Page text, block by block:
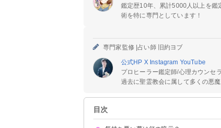
鑑定歴10年、累計5000人以上を鑑
術を特に専門としています！
専門家監修 |占い師 旧約ヨブ
公式HP X Instagram YouTube
プロヒーラー鑑定師/心理カウンセ
過去に聖霊教会に属して多くの悪
目次